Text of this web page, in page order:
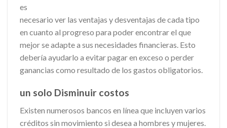
es
necesario ver las ventajas y desventajas de cada tipo
en cuanto al progreso para poder encontrar el que
mejor se adapte a sus necesidades financieras. Esto
debería ayudarlo a evitar pagar en exceso o perder
ganancias como resultado de los gastos obligatorios.
un solo Disminuir costos
Existen numerosos bancos en línea que incluyen varios
créditos sin movimiento si desea a hombres y mujeres.